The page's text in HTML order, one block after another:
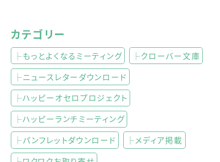
カテゴリー
├もっとよくなるミーティング
├クローバー文庫
├ニュースレターダウンロード
├ハッピーオセロプロジェクト
├ハッピーランチミーティング
├パンフレットダウンロード
├メディア掲載